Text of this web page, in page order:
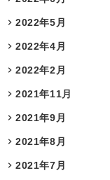
2022年5月
2022年4月
2022年2月
2021年11月
2021年9月
2021年8月
2021年7月